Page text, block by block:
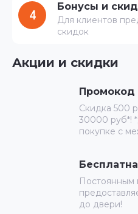
4
Бонусы и
Для клиентов
скидок
Акции и скидки
Промокод
Скидка 500
30000 руб*!
покупке с
Постоянным
до двери!